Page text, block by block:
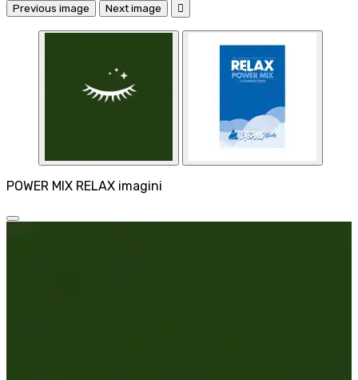
Previous image Next image 
POWER MIX RELAX imagini